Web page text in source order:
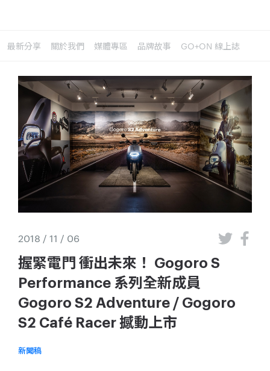
最新分享 關於我們 媒體專區 品牌故事 GO+ON 線上誌
2018 / 11 / 06
握緊電門 衝出未來！ Gogoro S
Performance 系列全新成員
Gogoro S2 Adventure / Gogoro
S2 Café Racer 撼動上市
新聞稿